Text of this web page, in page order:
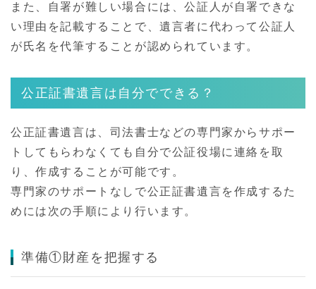
また、自署が難しい場合には、公証人が自署できな
い理由を記載することで、遺言者に代わって公証人
が氏名を代筆することが認められています。
公正証書遺言は自分でできる？
公正証書遺言は、司法書士などの専門家からサポー
トしてもらわなくても自分で公証役場に連絡を取
り、作成することが可能です。
専門家のサポートなしで公正証書遺言を作成するた
めには次の手順により行います。
準備①財産を把握する